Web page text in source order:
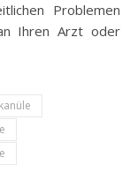
Problemen
Ihren Arzt oder
kanüle